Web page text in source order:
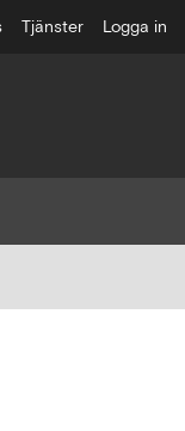
Tjänster Logga in